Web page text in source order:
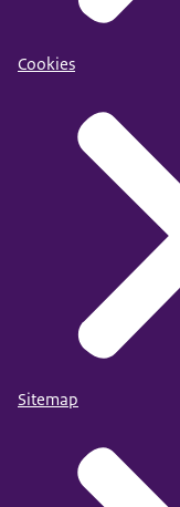
Cookies
Sitemap